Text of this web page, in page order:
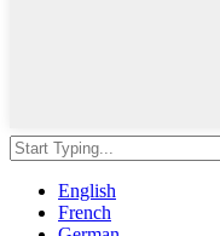
English
French